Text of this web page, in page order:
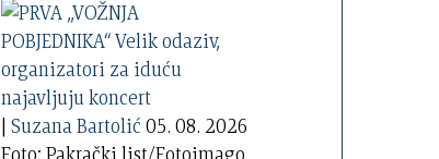
| Suzana Bartolić 05. 08. 2026